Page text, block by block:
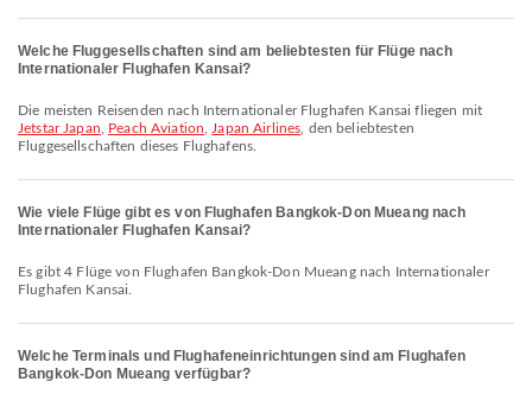
Welche Fluggesellschaften sind am beliebtesten für Flüge nach
Internationaler Flughafen Kansai?
Die meisten Reisenden nach Internationaler Flughafen Kansai fliegen mit
Jetstar Japan
Peach Aviation Japan Airlines , den beliebtesten
Fluggesellschaften dieses Flughafens.
Wie viele Flüge gibt es von Flughafen Bangkok-Don Mueang nach
Internationaler Flughafen Kansai?
Es gibt 4 Flüge von Flughafen Bangkok-Don Mueang nach Internationaler
Flughafen Kansai.
Welche Terminals und Flughafeneinrichtungen sind am Flughafen
Bangkok-Don Mueang verfügbar?